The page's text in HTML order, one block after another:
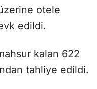
otele
edildi.
kalan 622
tahliye edildi.